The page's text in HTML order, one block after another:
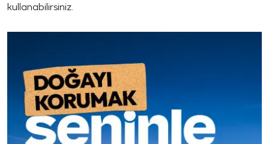
kullanabilirsiniz.